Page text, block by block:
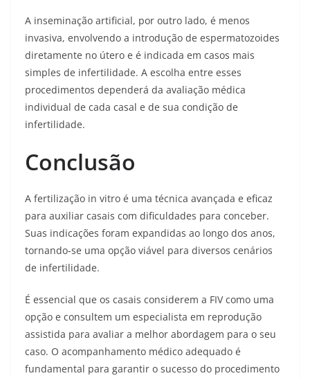
A inseminação artificial, por outro lado, é menos
invasiva, envolvendo a introdução de espermatozoides
diretamente no útero e é indicada em casos mais
simples de infertilidade. A escolha entre esses
procedimentos dependerá da avaliação médica
individual de cada casal e de sua condição de
infertilidade.
Conclusão
A fertilização in vitro é uma técnica avançada e eficaz
para auxiliar casais com dificuldades para conceber.
Suas indicações foram expandidas ao longo dos anos,
tornando-se uma opção viável para diversos cenários
de infertilidade.
É essencial que os casais considerem a FIV como uma
opção e consultem um especialista em reprodução
assistida para avaliar a melhor abordagem para o seu
caso. O acompanhamento médico adequado é
fundamental para garantir o sucesso do procedimento